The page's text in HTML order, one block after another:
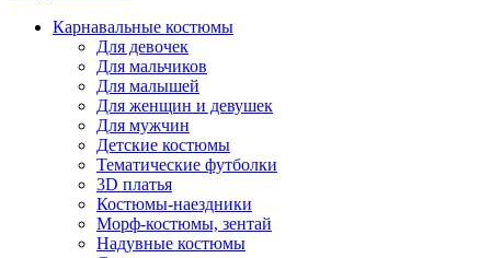
Карнавальные костюмы
Для девочек
Для мальчиков
Для малышей
Для женщин и девушек
Для мужчин
Детские костюмы
Тематические футболки
3D платья
Костюмы-наездники
Морф-костюмы, зентай
Надувные костюмы